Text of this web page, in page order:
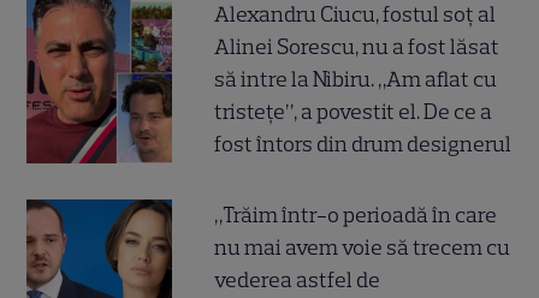
Alexandru Ciucu, fostul soț al
Alinei Sorescu, nu a fost lăsat
să intre la Nibiru. „Am aflat cu
tristețe”, a povestit el. De ce a
fost întors din drum designerul
„Trăim într-o perioadă în care
nu mai avem voie să trecem cu
vederea astfel de